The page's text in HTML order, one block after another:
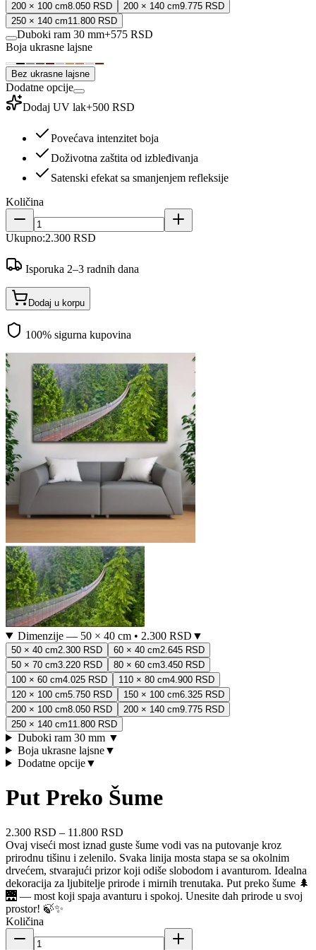
200 × 100 cm8.050 RSD 200 × 140 cm9.775 RSD
250 × 140 cm11.800 RSD
Duboki ram 30 mm+575 RSD
Boja ukrasne lajsne
Bez ukrasne lajsne
Dodatne opcije
Dodaj UV lak+500 RSD
Povećava intenzitet boja
Doživotna zaštita od izbleđivanja
Satenski efekat sa smanjenjem refleksije
Količina
Ukupno:2.300 RSD
Isporuka 2–3 radnih dana
Dodaj u korpu
100% sigurna kupovina
Dimenzije — 50 × 40 cm• 2.300 RSD ▼
50 × 40 cm2.300 RSD 60 × 40 cm2.645 RSD
50 × 70 cm3.220 RSD 80 × 60 cm3.450 RSD
100 × 60 cm4.025 RSD 110 × 80 cm4.900 RSD
120 × 100 cm5.750 RSD 150 × 100 cm6.325 RSD
200 × 100 cm8.050 RSD 200 × 140 cm9.775 RSD
250 × 140 cm11.800 RSD
Duboki ram 30 mm ▼
Boja ukrasne lajsne▼
Dodatne opcije▼
Put Preko Šume
2.300 RSD – 11.800 RSD
Ovaj viseći most iznad guste šume vodi vas na putovanje kroz
prirodnu tišinu i zelenilo. Svaka linija mosta stapa se sa okolnim
drvećem, stvarajući prizor koji odiše slobodom i avanturom. Idealna
dekoracija za ljubitelje prirode i mirnih trenutaka. Put preko šume 🌲
🌉 — most koji spaja avanturu i spokoj. Unesite dah prirode u svoj
prostor! 🍃✨
Količina